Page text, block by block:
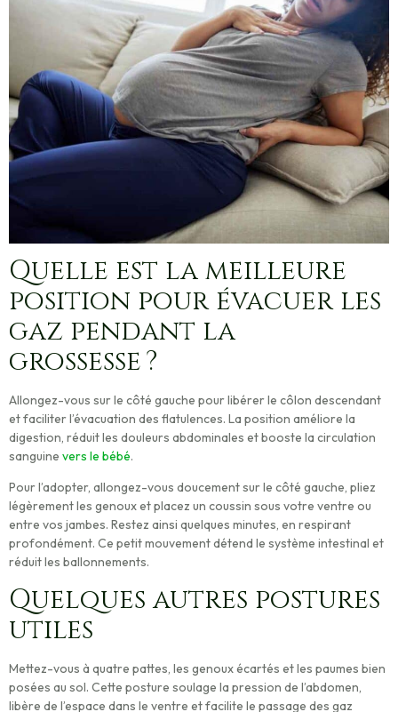
Quelle est la meilleure
position pour évacuer les
gaz pendant la
grossesse ?
Allongez-vous sur le côté gauche pour libérer le côlon descendant
et faciliter l’évacuation des flatulences. La position améliore la
digestion, réduit les douleurs abdominales et booste la circulation
sanguine vers le bébé.
Pour l’adopter, allongez-vous doucement sur le côté gauche, pliez
légèrement les genoux et placez un coussin sous votre ventre ou
entre vos jambes. Restez ainsi quelques minutes, en respirant
profondément. Ce petit mouvement détend le système intestinal et
réduit les ballonnements.
Quelques autres postures
utiles
Mettez-vous à quatre pattes, les genoux écartés et les paumes bien
posées au sol. Cette posture soulage la pression de l’abdomen,
libère de l’espace dans le ventre et facilite le passage des gaz